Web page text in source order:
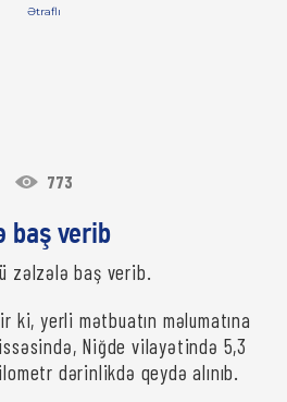
Ətraflı
773
baş verib
zəlzələ baş verib.
ki, yerli mətbuatın məlumatına
Niğde vilayətində 5,3
dərinlikdə qeydə alınıb.